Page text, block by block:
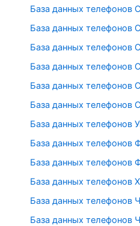
База данных телефонов
База данных телефонов
База данных телефонов
База данных телефонов
База данных телефонов
База данных телефонов
База данных телефонов
База данных телефонов
База данных телефонов
База данных телефонов
База данных телефонов
База данных телефонов